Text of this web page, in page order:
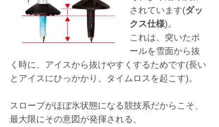
されています(ダッ
クス仕様)。
これは、突いたポ
ールを雪面から抜
く時に、アイスから抜けやすくするためです(長い
とアイスにひっかかり、タイムロスを起こす)。
スロープがほぼ氷状態になる競技系だからこそ、
最大限にその意図が発揮される、